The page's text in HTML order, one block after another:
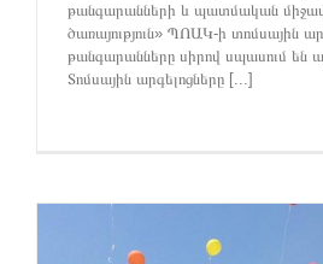
թանգարանների և պատմական
ծառայություն» ՊՈԱԿ-ի տոմսային
թանգարանները սիրով սպասում են
Տոմսային արգելոցները [...]